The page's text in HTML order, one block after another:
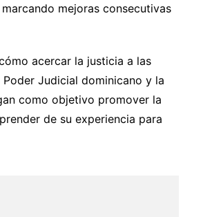
mejoras consecutivas
acercar la justicia a las
Judicial dominicano y la
como objetivo promover la
de su experiencia para